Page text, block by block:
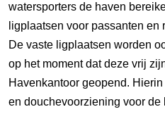
watersporters de haven
ligplaatsen voor passanten
De vaste ligplaatsen worden
op het moment dat deze vrij
Havenkantoor geopend.
en douchevoorziening voor de